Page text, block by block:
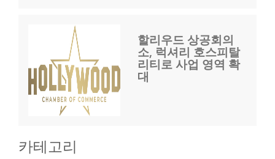
할리우드 상공회의
소, 럭셔리 호스피탈
리티로 사업 영역 확
대
카테고리